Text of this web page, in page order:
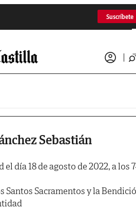
Suscríbete
Sebastián
día 18 de agosto de 2022, a los
Santos Sacramentos y la